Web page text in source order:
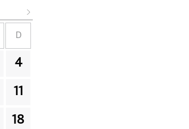
D
4
11
18